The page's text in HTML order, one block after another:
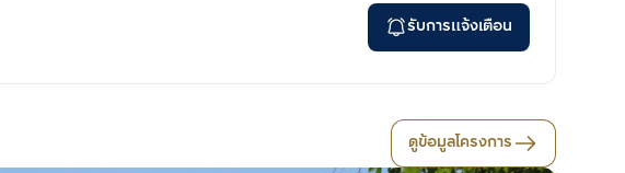
รับการแจ้งเตือน
ดูข้อมูลโครงการ